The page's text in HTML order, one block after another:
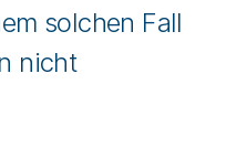
solchen Fall
nicht